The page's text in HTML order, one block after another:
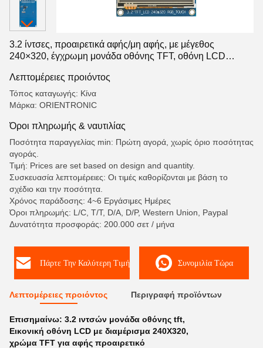
3.2 ίντσες, προαιρετικά αφής/μη αφής, με μέγεθος
240×320, έγχρωμη μονάδα οθόνης TFT, οθόνη LCD
Λεπτομέρειες προιόντος
Τόπος καταγωγής: Κίνα
Μάρκα: ORIENTRONIC
Όροι πληρωμής & ναυτιλίας
Ποσότητα παραγγελίας min: Πρώτη αγορά, χωρίς όριο ποσότητας
αγοράς.
Τιμή: Prices are set based on design and quantity.
Συσκευασία λεπτομέρειες: Οι τιμές καθορίζονται με βάση το
σχέδιο και την ποσότητα.
Χρόνος παράδοσης: 4~6 Εργάσιμες Ημέρες
Όροι πληρωμής: L/C, T/T, D/A, D/P, Western Union, Paypal
Δυνατότητα προσφοράς: 200.000 σετ / μήνα
Πάρτε Την Καλύτερη Τιμή Συνομιλία Τώρα
Λεπτομέρειες προιόντος Περιγραφή προϊόντων
Επισημαίνω: 3.2 ιντσών μονάδα οθόνης tft,
Εικονική οθόνη LCD με διαμέρισμα 240X320,
χρώμα TFT για αφής προαιρετικό